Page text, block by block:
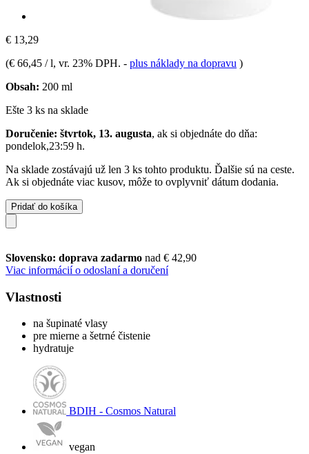
€ 13,29
(€ 66,45 / l, vr. 23% DPH. - plus náklady na dopravu )
Obsah: 200 ml
Ešte 3 ks na sklade
Doručenie: štvrtok, 13. augusta, ak si objednáte do dňa:
pondelok,23:59 h.
Na sklade zostávajú už len 3 ks tohto produktu. Ďalšie sú na ceste.
Ak si objednáte viac kusov, môže to ovplyvniť dátum dodania.
Pridať do košíka
Slovensko: doprava zadarmo nad € 42,90
Viac informácií o odoslaní a doručení
Vlastnosti
na šupinaté vlasy
pre mierne a šetrné čistenie
hydratuje
BDIH - Cosmos Natural
vegan